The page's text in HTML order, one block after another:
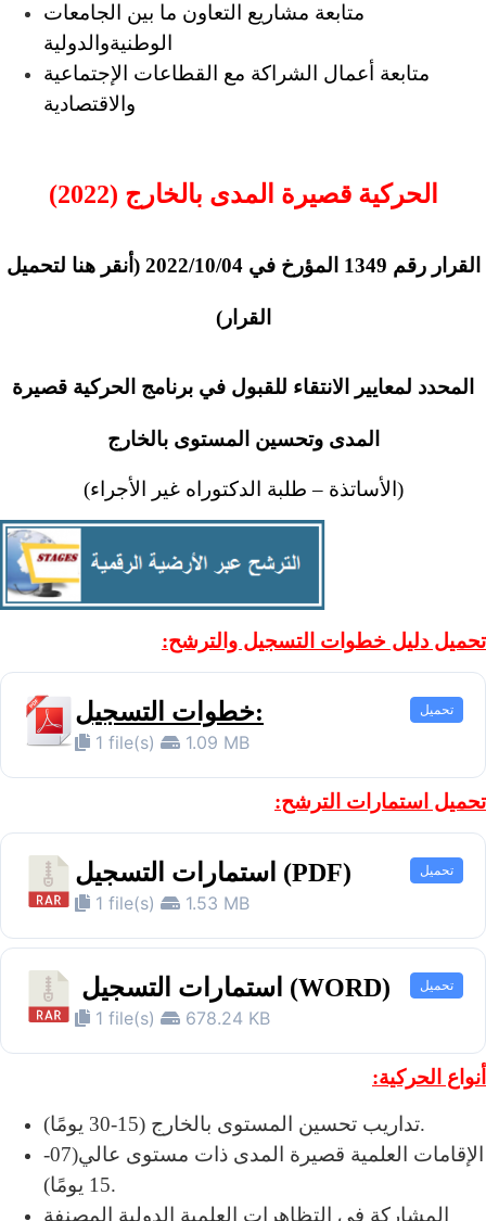
متابعة مشاريع التعاون ما بين الجامعات
الوطنيةوالدولية
متابعة أعمال الشراكة مع القطاعات الإجتماعية
والاقتصادية
الحركية قصيرة المدى بالخارج (2022)
القرار رقم 1349 المؤرخ في 2022/10/04 ( أنقر هنا لتحميل
القرار)
المحدد لمعايير الانتقاء للقبول في برنامج الحركية قصيرة
المدى وتحسين المستوى بالخارج
(الأساتذة – طلبة الدكتوراه غير الأجراء)
تحميل دليل خطوات التسجيل والترشح:
خطوات التسجيل:
1 file(s) 1.09 MB
تحميل
تحميل استمارات الترشح:
استمارات التسجيل (PDF)
1 file(s) 1.53 MB
تحميل
استمارات التسجيل (WORD)
1 file(s) 678.24 KB
تحميل
أنواع الحركية:
تداريب تحسين المستوى بالخارج (15-30 يومًا).
الإقامات العلمية قصيرة المدى ذات مستوى عالي(07-
15 يومًا).
المشاركة في التظاهرات العلمية الدولية المصنفة